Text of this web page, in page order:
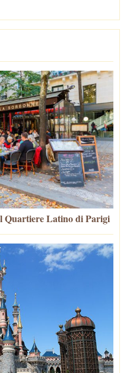
Quartiere Latino di Parigi